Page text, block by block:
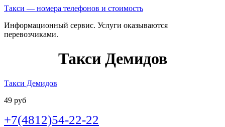
Такси — номера телефонов и стоимость
Информационный сервис. Услуги оказываются
перевозчиками.
Такси Демидов
Такси Демидов
49 руб
+7(4812)54-22-22